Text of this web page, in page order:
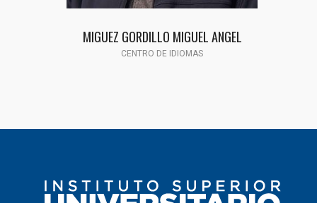
MIGUEZ GORDILLO MIGUEL ANGEL
CENTRO DE IDIOMAS